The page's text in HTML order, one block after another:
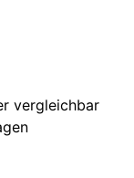
vergleichbar